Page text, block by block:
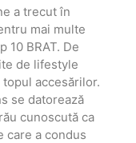
a trecut în
mai multe
10 BRAT. De
de lifestyle
accesărilor.
se datorează
cunoscută ca
care a condus